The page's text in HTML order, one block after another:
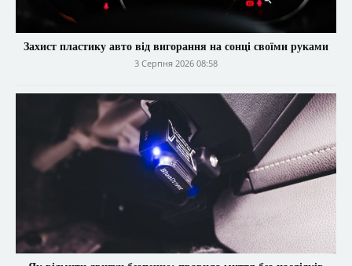
Захист пластику авто від вигорання на сонці своїми руками
3 Серпня 2026 08:58